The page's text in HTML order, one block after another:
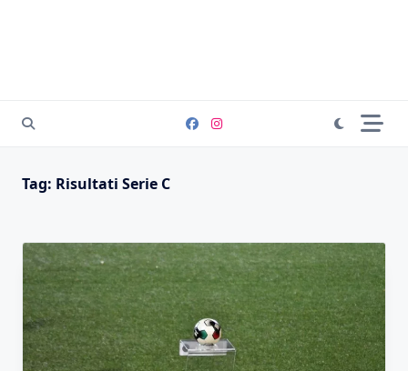
Tag: Risultati Serie C